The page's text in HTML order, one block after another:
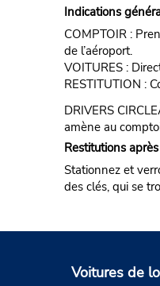
Indications
COMPTOIR :
de l’aéroport.
VOITURES :
RESTITUTION :
DRIVERS
amène au
Restitutions
Stationnez et
des clés, qui se
Voitures de